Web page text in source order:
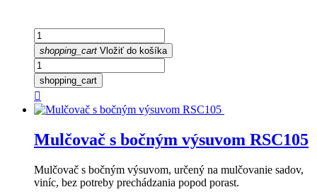
shopping_cart Vložiť do košíka
shopping_cart

Mulčovač s bočným výsuvom RSC105
Mulčovač s bočným výsuvom, určený na mulčovanie sadov,
viníc, bez potreby prechádzania popod porast.